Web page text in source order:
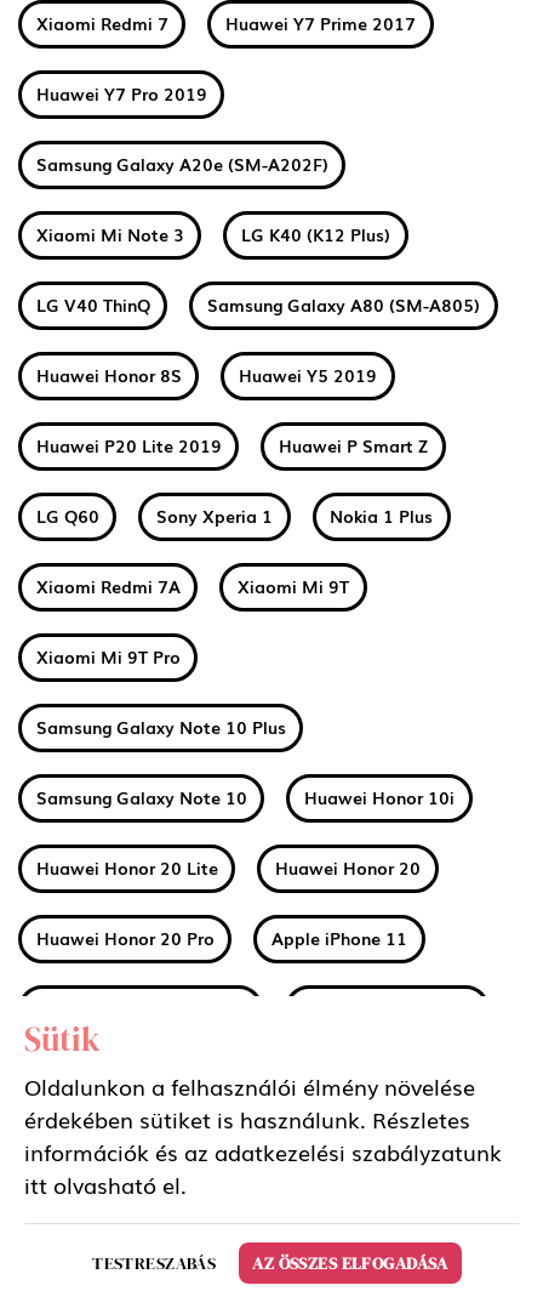
Xiaomi Redmi 7 Huawei Y7 Prime 2017
Huawei Y7 Pro 2019
Samsung Galaxy A20e (SM-A202F)
Xiaomi Mi Note 3 LG K40 (K12 Plus)
LG V40 ThinQ Samsung Galaxy A80 (SM-A805)
Huawei Honor 8S Huawei Y5 2019
Huawei P20 Lite 2019 Huawei P Smart Z
LG Q60 Sony Xperia 1 Nokia 1 Plus
Xiaomi Redmi 7A Xiaomi Mi 9T
Xiaomi Mi 9T Pro
Samsung Galaxy Note 10 Plus
Samsung Galaxy Note 10 Huawei Honor 10i
Huawei Honor 20 Lite Huawei Honor 20
Huawei Honor 20 Pro Apple iPhone 11
Huawei Mate 30 Xiaomi Mi A3
Nokia 2 2019 (2.2) Nokia 3 2019 (3.2)
Nokia 4 2019 (4.2) Sony Xperia 5
Samsung Galaxy Tab S6 10.5 LTE
Sütik
Oldalunkon a felhasználói élmény növelése
érdekében sütiket is használunk. Részletes
információk és az adatkezelési szabályzatunk
itt olvasható el.
TESTRESZABÁS AZ ÖSSZES ELFOGADÁSA